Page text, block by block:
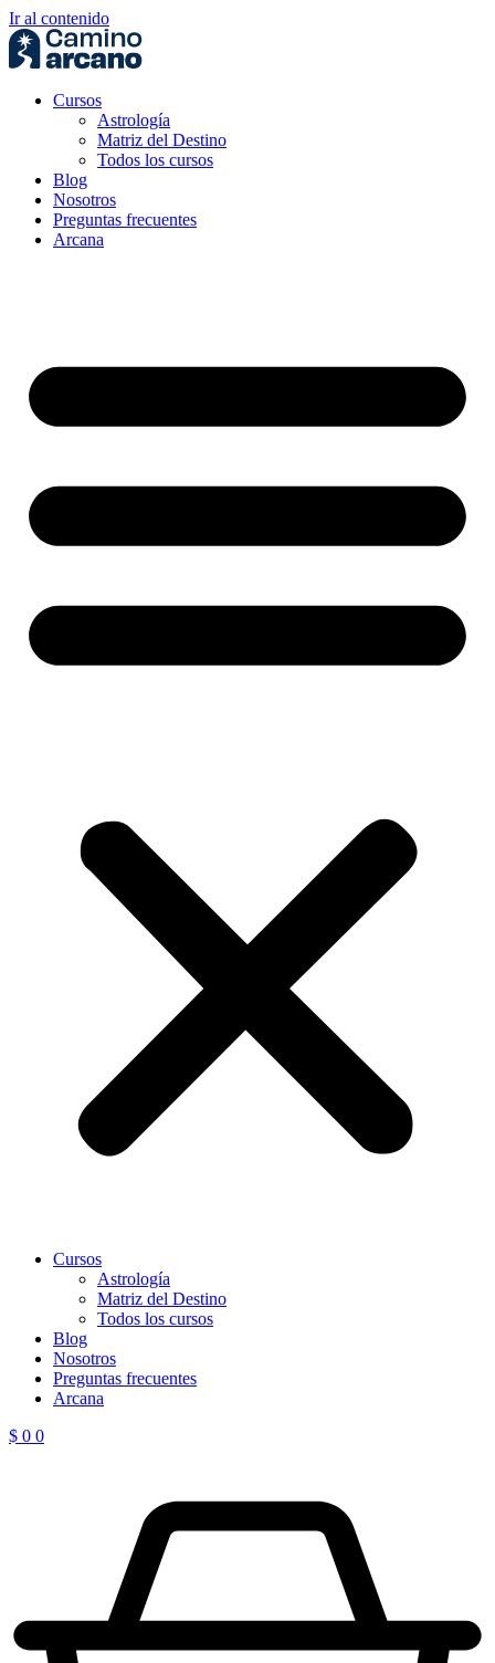
Ir al contenido
Cursos
Astrología
Matriz del Destino
Todos los cursos
Blog
Nosotros
Preguntas frecuentes
Arcana
Cursos
Astrología
Matriz del Destino
Todos los cursos
Blog
Nosotros
Preguntas frecuentes
Arcana
$ 0 0